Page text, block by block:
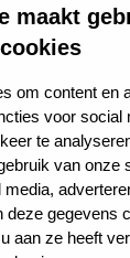
maakt
cookies
om content en
voor social
te
van onze
deze gegevens
aan ze heeft
criteria